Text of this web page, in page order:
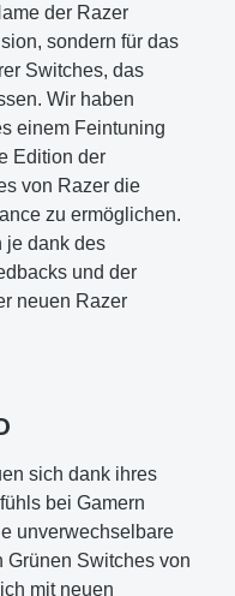
der Razer
sondern für das
Switches, das
Wir haben
einem Feintuning
Edition der
von Razer die
zu ermöglichen.
je dank des
und der
neuen Razer
sich dank ihres
bei Gamern
unverwechselbare
Grünen Switches von
mit neuen